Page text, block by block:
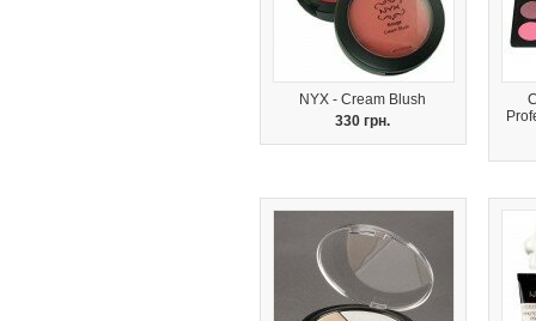
NYX - Cream Blush
330 грн.